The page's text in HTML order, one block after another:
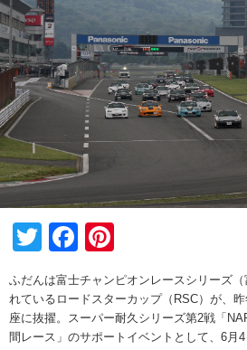
TwitterFacebook
ふだんは富士チャンピオンレースシリーズ
れているロードスターカップ（RSC）が、
座に抜擢。スーパー耐久シリーズ第2戦「
間レース」のサポートイベントとして、6月